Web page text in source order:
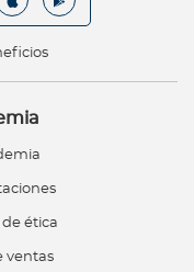
ética
ventas